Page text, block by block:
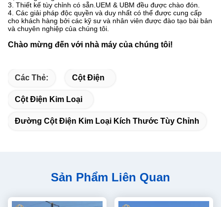
3. Thiết kế tùy chỉnh có sẵn.UEM & UBM đều được chào đón.
4. Các giải pháp độc quyền và duy nhất có thể được cung cấp
cho khách hàng bởi các kỹ sư và nhân viên được đào tạo bài bản
và chuyên nghiệp của chúng tôi.
Chào mừng đến với nhà máy của chúng tôi!
Các Thẻ: Cột Điện
Cột Điện Kim Loại
Đường Cột Điện Kim Loại Kích Thước Tùy Chỉnh
Sản Phẩm Liên Quan